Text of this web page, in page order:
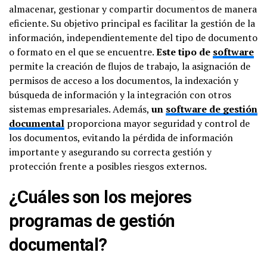
almacenar, gestionar y compartir documentos de manera
eficiente. Su objetivo principal es facilitar la gestión de la
información, independientemente del tipo de documento
o formato en el que se encuentre.Este tipo de software
permite la creación de flujos de trabajo, la asignación de
permisos de acceso a los documentos, la indexación y
búsqueda de información y la integración con otros
sistemas empresariales. Además, un software de gestión
documental proporciona mayor seguridad y control de
los documentos, evitando la pérdida de información
importante y asegurando su correcta gestión y
protección frente a posibles riesgos externos.
¿Cuáles son los mejores
programas de gestión
documental?